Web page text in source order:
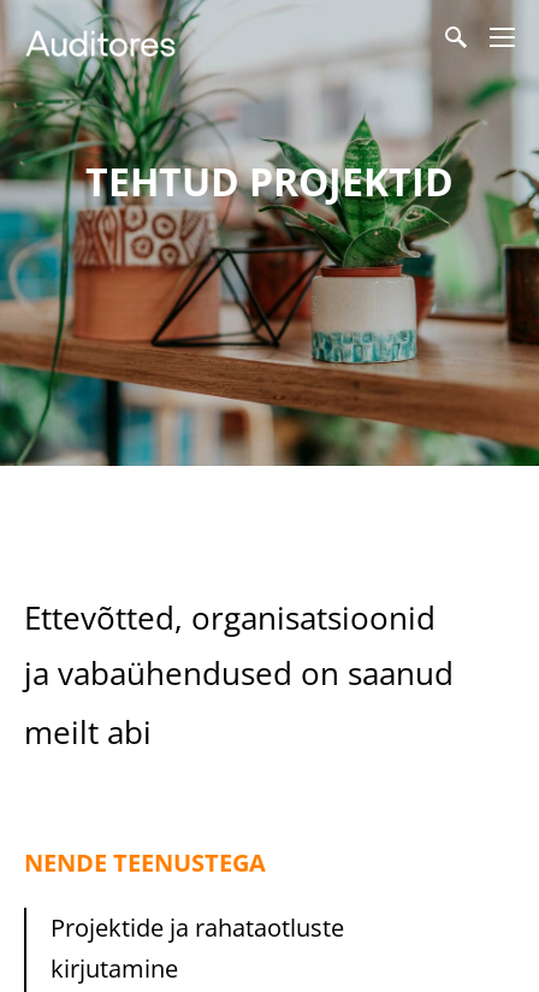
TEHTUD PROJEKTID
Ettevõtted, organisatsioonid
ja vabaühendused on saanud
meilt abi
NENDE TEENUSTEGA
Projektide ja rahataotluste
kirjutamine